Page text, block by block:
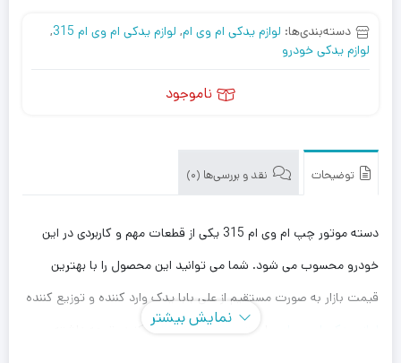
دسته‌بندی‌ها: لوازم یدکی ام وی ام, لوازم یدکی ام وی ام 315
,
لوازم یدکی خودرو
ناموجود
توضیحات نقد و بررسی‌ها (0)
دسته موتور چپ ام وی ام 315 یکی از قطعات مهم و کاربردی در این
خودرو محسوب می شود. شما می توانید این محصول را با بهترین
قیمت بازار به صورت مستقیم از علی بابا یدک وارد کننده و توزیع کننده
، با بهترین قیمت خریداری کنید. توجه داشته
نمایش بیشتر